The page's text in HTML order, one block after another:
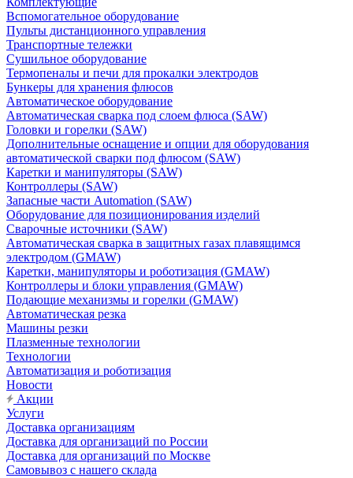
Вспомогательное оборудование
Пульты дистанционного управления
Транспортные тележки
Сушильное оборудование
Термопеналы и печи для прокалки электродов
Бункеры для хранения флюсов
Автоматическое оборудование
Автоматическая сварка под слоем флюса (SAW)
Головки и горелки (SAW)
Дополнительные оснащение и опции для оборудования
автоматической сварки под флюсом (SAW)
Каретки и манипуляторы (SAW)
Контроллеры (SAW)
Запасные части Automation (SAW)
Оборудование для позиционирования изделий
Сварочные источники (SAW)
Автоматическая сварка в защитных газах плавящимся
электродом (GMAW)
Каретки, манипуляторы и роботизация (GMAW)
Контроллеры и блоки управления (GMAW)
Подающие механизмы и горелки (GMAW)
Автоматическая резка
Машины резки
Плазменные технологии
Технологии
Автоматизация и роботизация
Новости
Акции
Услуги
Доставка организациям
Доставка для организаций по России
Доставка для организаций по Москве
Самовывоз с нашего склада